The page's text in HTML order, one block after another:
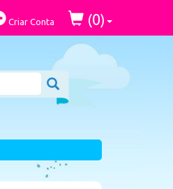
Criar Conta (0)